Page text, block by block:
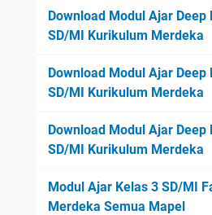
Download Modul Ajar Deep
SD/MI Kurikulum Merdeka
Download Modul Ajar Deep
SD/MI Kurikulum Merdeka
Download Modul Ajar Deep
SD/MI Kurikulum Merdeka
Modul Ajar Kelas 3 SD/MI
Merdeka Semua Mapel